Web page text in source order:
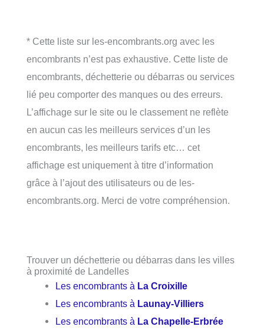
* Cette liste sur les-encombrants.org avec les
encombrants n’est pas exhaustive. Cette liste de
encombrants, déchetterie ou débarras ou services
lié peu comporter des manques ou des erreurs.
L’affichage sur le site ou le classement ne reflète
en aucun cas les meilleurs services d’un les
encombrants, les meilleurs tarifs etc… cet
affichage est uniquement à titre d’information
grâce à l’ajout des utilisateurs ou de les-
encombrants.org. Merci de votre compréhension.
Trouver un déchetterie ou débarras dans les villes
à proximité de Landelles
Les encombrants à La Croixille
Les encombrants à Launay-Villiers
Les encombrants à La Chapelle-Erbrée